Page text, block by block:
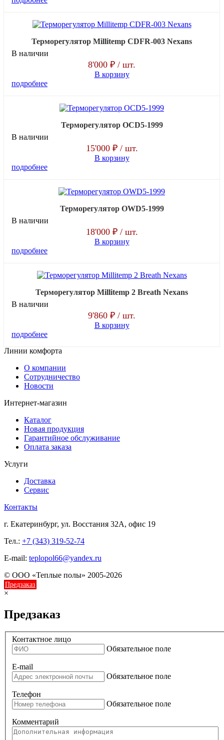
Терморегулятор Millitemp CDFR-003 Nexans
В наличии
8'000 ₽ / шт.
В корзину
подробнее
Терморегулятор OCD5-1999
В наличии
15'000 ₽ / шт.
В корзину
подробнее
Терморегулятор OWD5-1999
В наличии
18'000 ₽ / шт.
В корзину
подробнее
Терморегулятор Millitemp 2 Breath Nexans
В наличии
9'860 ₽ / шт.
В корзину
подробнее
Линии комфорта
О компании
Сотрудничество
Новости
Интернет-магазин
Каталог
Новая продукция
Гарантийное обслуживание
Оплата заказа
Услуги
Доставка
Сервис
Контакты
г. Екатеринбург, ул. Восстания 32А, офис 19
Тел.: +7 (343) 319-52-74
E-mail: teplopol66@yandex.ru
© ООО «Теплые полы» 2005-2026
Предзаказ
×
Предзаказ
Контактное лицо
Обязательное поле
E-mail
Обязательное поле
Телефон
Обязательное поле
Комментарий